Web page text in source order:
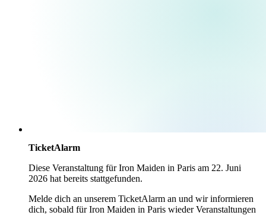
TicketAlarm
Diese Veranstaltung fürIron Maiden in Paris am 22. Juni
2026 hat bereits stattgefunden.
Melde dich an unserem TicketAlarm an und wir informieren
dich, sobald fürIron Maiden in Paris wieder Veranstaltungen